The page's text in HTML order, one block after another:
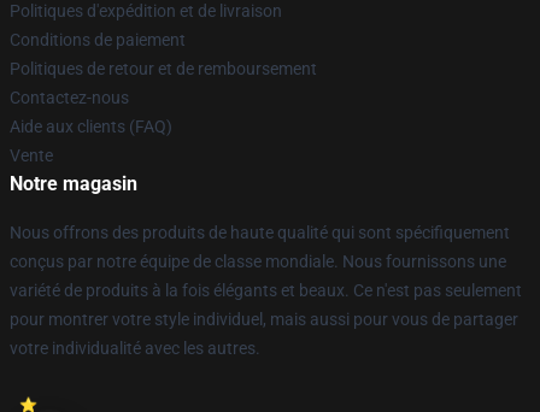
Politiques d'expédition et de livraison
Conditions de paiement
Politiques de retour et de remboursement
Contactez-nous
Aide aux clients (FAQ)
Vente
Notre magasin
Nous offrons des produits de haute qualité qui sont spécifiquement
conçus par notre équipe de classe mondiale. Nous fournissons une
variété de produits à la fois élégants et beaux. Ce n'est pas seulement
pour montrer votre style individuel, mais aussi pour vous de partager
votre individualité avec les autres.